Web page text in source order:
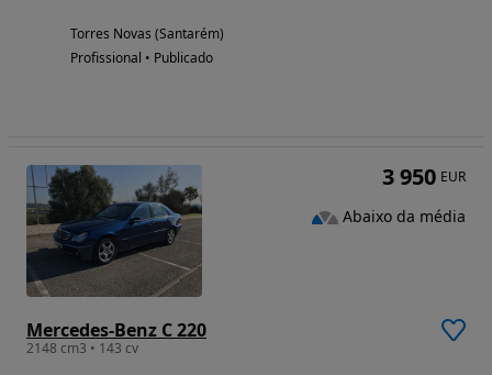
Torres Novas (Santarém)
Profissional • Publicado
Mercedes-Benz C 220
2148 cm3 • 143 cv
3 950 EUR
Abaixo da média